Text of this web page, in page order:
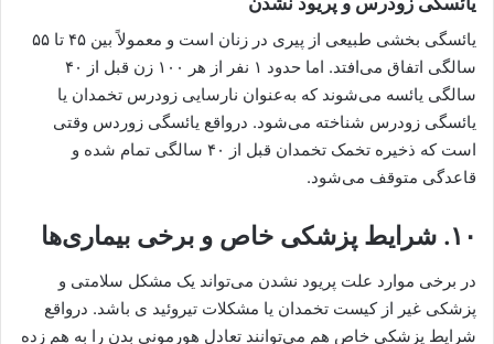
یائسگی بخشی طبیعی از پیری در زنان است و معمولاً بین ۴۵ تا ۵۵
سالگی اتفاق می‌افتد. اما حدود ۱ نفر از هر ۱۰۰ زن قبل از ۴۰
سالگی یائسه می‌شوند که به‌عنوان نارسایی زودرس تخمدان یا
یائسگی زودرس شناخته می‌شود. درواقع یائسگی زوردس وقتی
است که ذخیره تخمک تخمدان قبل از ۴۰ سالگی تمام شده و
قاعدگی متوقف می‌شود.
۱۰. شرایط پزشکی خاص و برخی بیماری‌ها
در برخی موارد علت پریود نشدن می‌تواند یک مشکل سلامتی و
پزشکی غیر از کیست تخمدان یا مشکلات تیروئید ی باشد. درواقع
شرایط پزشکی خاص هم می‌توانند تعادل هورمونی بدن را به هم زده